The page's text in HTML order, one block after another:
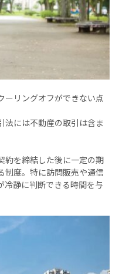
ーリングオフができない点
法には不動産の取引は含ま
を締結した後に一定の期
制度。特に訪問販売や通信
冷静に判断できる時間を与